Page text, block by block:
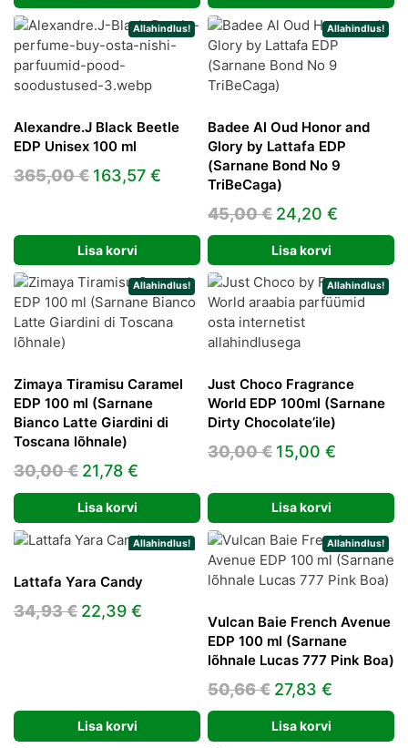
240,00 €.167,81 €.
oli:
134,00 €.
on:
75,13 €.
Allahindlus!
Alexandre.J Black Beetle
EDP Unisex 100 ml
365,00€ Algne
365,00 €.
163,57 € Praegune
Lisa korvi
Allahindlus!
Badee Al Oud Honor and
Glory by Lattafa EDP
(Sarnane Bond No 9
TriBeCaga)
45,00€ Algne
hind
oli:
45,00 €.
24,20 €
hind
on:
24,20 €.
Lisa korvi
Allahindlus!
Zimaya Tiramisu Caramel
EDP 100 ml (Sarnane
Bianco Latte Giardini di
Toscana lõhnale)
30,00€ Algne
hind
oli:
30,00 €.
21,78 €
hind
on:
21,78 €.
Lisa korvi
Allahindlus!
Just Choco Fragrance
World EDP 100ml (Sarnane
Dirty Chocolate’ile)
30,00€ Algne
oli:
30,00 €.
15,00 €
15,00 €.
Lisa korvi
Allahindlus!
Lattafa Yara Candy
34,93€ Algne
22,39 €
Lisa korvi
Allahindlus!
Vulcan Baie French Avenue
EDP 100 ml (Sarnane
lõhnale Lucas 777 Pink Boa)
50,66€ Algne
hind
oli:
27,83 €
hind
on:
Lisa korvi